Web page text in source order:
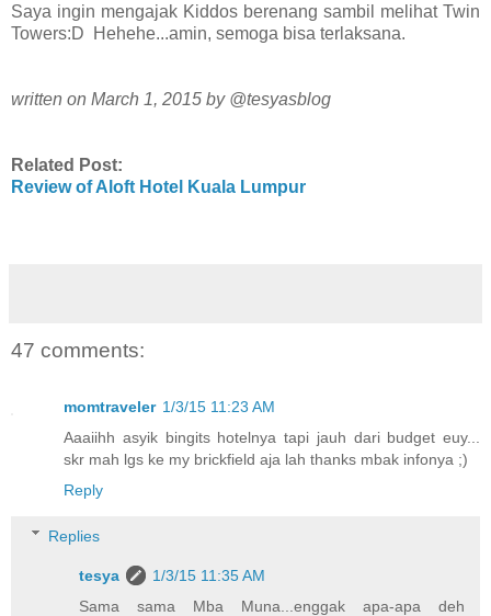
Saya ingin mengajak Kiddos berenang sambil melihat Twin
Towers:D Hehehe...amin, semoga bisa terlaksana.
written on March 1, 2015 by @tesyasblog
Related Post:
Review of Aloft Hotel Kuala Lumpur
47 comments:
momtraveler 1/3/15 11:23 AM
Aaaiihh asyik bingits hotelnya tapi jauh dari budget euy...
skr mah lgs ke my brickfield aja lah thanks mbak infonya ;)
Reply
Replies
tesya
1/3/15 11:35 AM
Sama sama Mba Muna...enggak apa-apa deh